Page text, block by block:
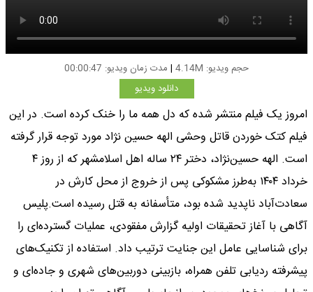
حجم ویدیو: 4.14M | مدت زمان ویدیو: 00:00:47
دانلود ویدیو
امروز یک فیلم منتشر شده که دل همه ما را خنک کرده است. در این
فیلم کتک خوردن قاتل وحشی الهه حسین نژاد مورد توجه قرار گرفته
است. الهه حسین‌نژاد، دختر ۲۴ ساله اهل اسلامشهر که از روز ۴
خرداد ۱۴۰۴ به‌طرز مشکوکی پس از خروج از محل کارش در
سعادت‌آباد ناپدید شده بود، متأسفانه به قتل رسیده است.پلیس
آگاهی با آغاز تحقیقات اولیه گزارش مفقودی، عملیات گسترده‌ای را
برای شناسایی عامل این جنایت ترتیب داد. استفاده از تکنیک‌های
پیشرفته ردیابی تلفن همراه، بازبینی دوربین‌های شهری و جاده‌ای و